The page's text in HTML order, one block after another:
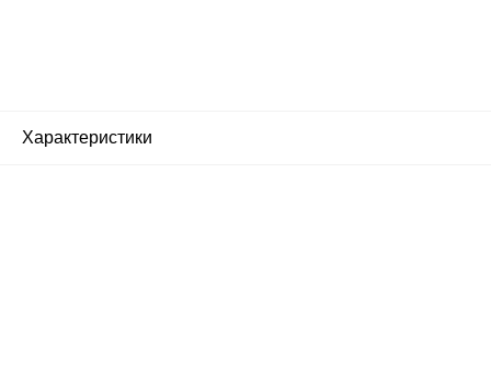
Характеристики